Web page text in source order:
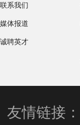
联系我们
媒体报道
诚聘英才
友情链接：